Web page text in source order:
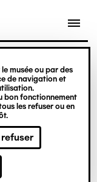
musée ou par des
de navigation et
bon fonctionnement
les refuser ou en